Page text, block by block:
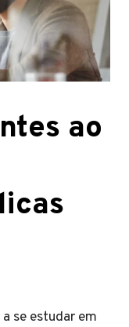
ao
se estudar em